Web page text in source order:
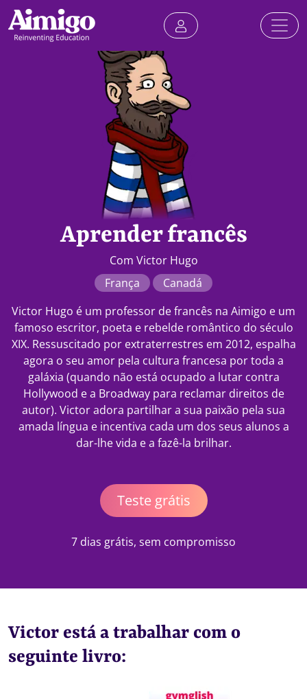
Aprender francês
Com Victor Hugo
França
Canadá
Victor Hugo é um professor de francês na Aimigo e um
famoso escritor, poeta e rebelde romântico do século
XIX. Ressuscitado por extraterrestres em 2012, espalha
agora o seu amor pela cultura francesa por toda a
galáxia (quando não está ocupado a lutar contra
Hollywood e a Broadway para reclamar direitos de
autor). Victor adora partilhar a sua paixão pela sua
amada língua e incentiva cada um dos seus alunos a
dar-lhe vida e a fazê-la brilhar.
Teste grátis
7 dias grátis, sem compromisso
Victor está a trabalhar com o
seguinte livro: